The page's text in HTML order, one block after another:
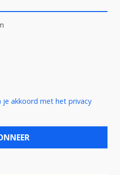
akkoord met het privacy